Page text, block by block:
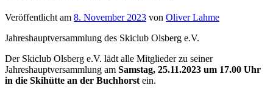
Veröffentlicht am 8. November 2023 von Oliver Lahme
Jahreshauptversammlung des Skiclub Olsberg e.V.
Der Skiclub Olsberg e.V. lädt alle Mitglieder zu seiner
Jahreshauptversammlung am Samstag, 25.11.2023 um 17.00 Uhr
in die Skihütte an der Buchhorst ein.